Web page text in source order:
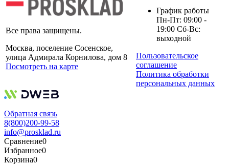
Все права защищены.
Москва, поселение Сосенское,
улица Адмирала Корнилова, дом 8
Посмотреть на карте
График работы
Пн-Пт: 09:00 -
19:00 Сб-Вс:
выходной
Пользовательское
соглашение
Политика обработки
персональных данных
Обратная связь
8(800)200-99-58
info@prosklad.ru
Сравнение0
Избранное0
Корзина0